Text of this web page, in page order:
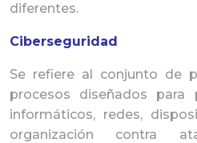
diferentes.
Ciberseguridad
Se refiere al conjunto de
procesos diseñados para
informáticos, redes,
organización contra